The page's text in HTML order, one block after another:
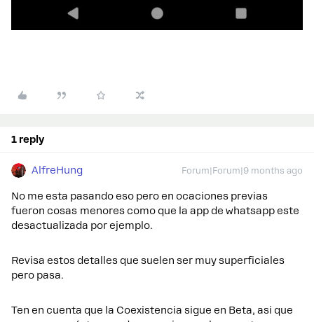
1 reply
AlfreHung Forum|Forum|9 months ago
No me esta pasando eso pero en ocaciones previas
fueron cosas menores como que la app de whatsapp este
desactualizada por ejemplo.
Revisa estos detalles que suelen ser muy superficiales
pero pasa.
Ten en cuenta que la Coexistencia sigue en Beta, asi que